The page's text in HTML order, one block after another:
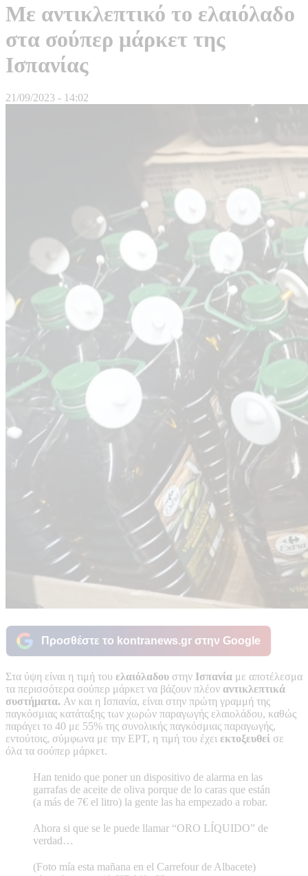
Με αντικλεπτικό το ελαιόλαδο
στα σούπερ μάρκετ της
Ισπανίας
21/09/2023 - 14:02
Προσθέστε το kontranews.gr στην Google
Στα ύψη είναι η τιμή του ελαιόλαδου στην Ισπανία με αποτέλεσμα
τα περισσότερα σούπερ μάρκετ να βάζουν πλέον αντικλεπτικά
συστήματα. Αν και η Ισπανία, είναι στην πρώτη γραμμή της
παγκόσμιας κατάταξης των χωρών παραγωγής ελαιολάδου, καθώς
παράγει το 40 με 55% της συνολικής παγκόσμιας παραγωγής,
εντούτοις, σύμφωνα με την ΕΡΤ, η τιμή του έχει εκτοξευθεί σε
όλα τα σούπερ μάρκετ.
Han tenido que poner un dispositivo de alarma en las
garrafas de aceite de oliva porque de lo caras que están
(a más de 7€ el litro) la gente las ha empezado a robar.
Ahora si que se le puede llamar “ORO LÍQUIDO” de
verdad…
(Foto mía esta mañana en el Carrefour de Albacete)